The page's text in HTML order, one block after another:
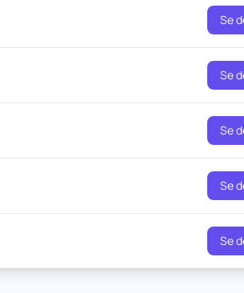
Se
Se
Se
Se
Se